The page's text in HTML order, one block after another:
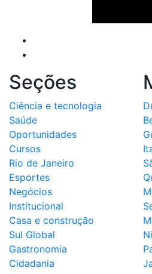
Seções
Ciência e tecnologia
Saúde
Oportunidades
Cursos
Rio de Janeiro
Esportes
Negócios
Institucional
Casa e construção
Sul Global
Gastronomia
Cidadania